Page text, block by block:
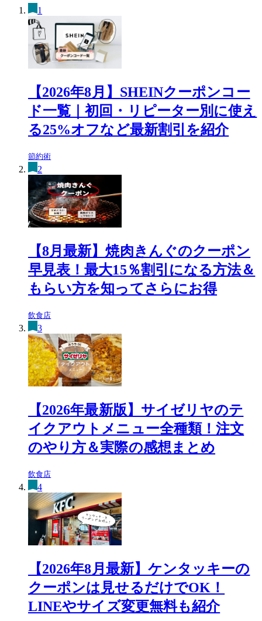
1
【2026年8月】SHEINクーポンコー
ド一覧｜初回・リピーター別に使え
る25%オフなど最新割引を紹介
節約術
2
【8月最新】焼肉きんぐのクーポン
早見表！最大15％割引になる方法＆
もらい方を知ってさらにお得
飲食店
3
【2026年最新版】サイゼリヤのテ
イクアウトメニュー全種類！注文
のやり方＆実際の感想まとめ
飲食店
4
【2026年8月最新】ケンタッキーの
クーポンは見せるだけでOK！
LINEやサイズ変更無料も紹介